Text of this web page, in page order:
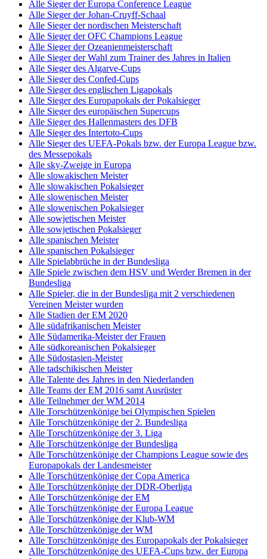
Alle Sieger der Europa Conference League
Alle Sieger der Johan-Cruyff-Schaal
Alle Sieger der nordischen Meisterschaft
Alle Sieger der OFC Champions League
Alle Sieger der Ozeanienmeisterschaft
Alle Sieger der Wahl zum Trainer des Jahres in Italien
Alle Sieger des Algarve-Cups
Alle Sieger des Confed-Cups
Alle Sieger des englischen Ligapokals
Alle Sieger des Europapokals der Pokalsieger
Alle Sieger des europäischen Supercups
Alle Sieger des Hallenmasters des DFB
Alle Sieger des Intertoto-Cups
Alle Sieger des UEFA-Pokals bzw. der Europa League bzw.
des Messepokals
Alle sky-Zweige in Europa
Alle slowakischen Meister
Alle slowakischen Pokalsieger
Alle slowenischen Meister
Alle slowenischen Pokalsieger
Alle sowjetischen Meister
Alle sowjetischen Pokalsieger
Alle spanischen Meister
Alle spanischen Pokalsieger
Alle Spielabbrüche in der Bundesliga
Alle Spiele zwischen dem HSV und Werder Bremen in der
Bundesliga
Alle Spieler, die in der Bundesliga mit 2 verschiedenen
Vereinen Meister wurden
Alle Stadien der EM 2020
Alle südafrikanischen Meister
Alle Südamerika-Meister der Frauen
Alle südkoreanischen Pokalsieger
Alle Südostasien-Meister
Alle tadschikischen Meister
Alle Talente des Jahres in den Niederlanden
Alle Teams der EM 2016 samt Ausrüster
Alle Teilnehmer der WM 2014
Alle Torschützenkönige bei Olympischen Spielen
Alle Torschützenkönige der 2. Bundesliga
Alle Torschützenkönige der 3. Liga
Alle Torschützenkönige der Bundesliga
Alle Torschützenkönige der Champions League sowie des
Europapokals der Landesmeister
Alle Torschützenkönige der Copa America
Alle Torschützenkönige der DDR-Oberliga
Alle Torschützenkönige der EM
Alle Torschützenkönige der Europa League
Alle Torschützenkönige der Klub-WM
Alle Torschützenkönige der WM
Alle Torschützenkönige des Europapokals der Pokalsieger
Alle Torschützenkönige des UEFA-Cups bzw. der Europa